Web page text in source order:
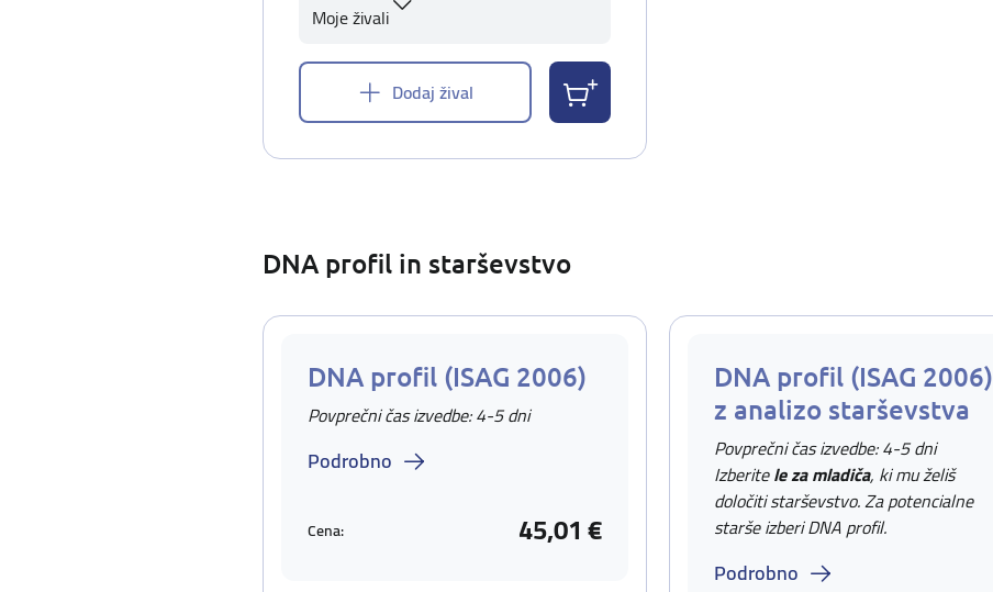
Moje živali
Dodaj žival
DNA profil in starševstvo
DNA profil (ISAG 2006)
Povprečni čas izvedbe: 4-5 dni
Podrobno
Cena: 45,01 €
DNA profil (ISAG 2006)
z analizo starševstva
Povprečni čas izvedbe: 4-5 dni
Izberitele za mladiča, ki mu želiš
določiti starševstvo. Za potencialne
starše izberi DNA profil.
Podrobno